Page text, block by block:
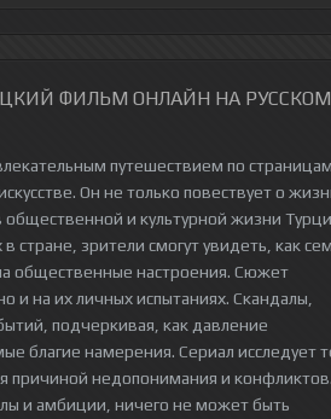
ФИЛЬМ ОНЛАЙН НА
путешествием по страницам
Он не только повествует о
и культурной жизни
зрители смогут увидеть, как
общественные настроения. Сюжет
и на их личных испытаниях. Скандалы,
подчеркивая, как давление
благие намерения. Сериал исследует
причиной недопонимания и конфликтов.
и амбиции, ничего не может быть